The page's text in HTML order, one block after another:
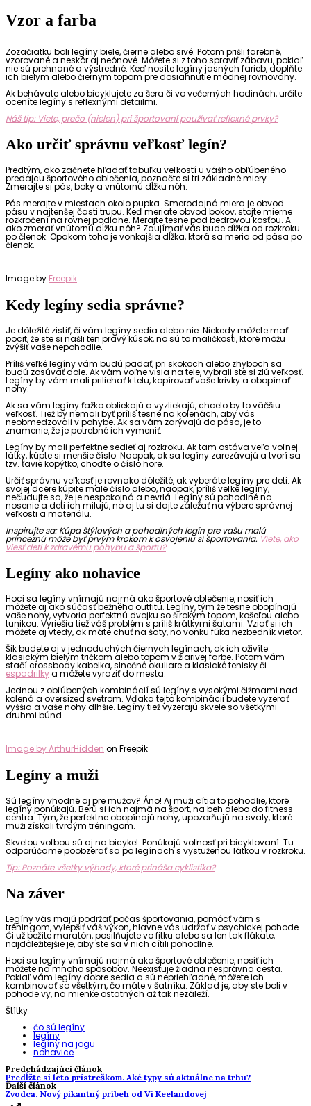
Vzor a farba
Zozačiatku boli legíny biele, čierne alebo sivé. Potom prišli farebné,
vzorované a neskôr aj neónové. Môžete si z toho spraviť zábavu, pokiaľ
nie sú prehnané a výstredné. Keď nosíte legíny jasných farieb, doplňte
ich bielym alebo čiernym topom pre dosiahnutie módnej rovnováhy.
Ak behávate alebo bicyklujete za šera či vo večerných hodinách, určite
oceníte legíny s reflexnými detailmi.
Náš tip: Viete, prečo (nielen) pri športovaní používať reflexné prvky?
Ako určiť správnu veľkosť legín?
Predtým, ako začnete hľadať tabuľku veľkostí u vášho obľúbeného
predajcu športového oblečenia, poznačte si tri základné miery.
Zmerajte si pás, boky a vnútornú dĺžku nôh.
Pás merajte v miestach okolo pupka. Smerodajná miera je obvod
pásu v najtenšej časti trupu. Keď meriate obvod bokov, stojte mierne
rozkročení na rovnej podlahe. Merajte tesne pod bedrovou kosťou. A
ako zmerať vnútornú dĺžku nôh? Zaujímať vás bude dĺžka od rozkroku
po členok. Opakom toho je vonkajšia dĺžka, ktorá sa meria od pása po
členok.
Image by Freepik
Kedy legíny sedia správne?
Je dôležité zistiť, či vám legíny sedia alebo nie. Niekedy môžete mať
pocit, že ste si našli ten pravý kúsok, no sú to maličkosti, ktoré môžu
zvýšiť vaše nepohodlie.
Príliš veľké legíny vám budú padať, pri skokoch alebo zhyboch sa
budú zosúvať dole. Ak vám voľne visia na tele, vybrali ste si zlú veľkosť.
Legíny by vám mali priliehať k telu, kopírovať vaše krivky a obopínať
nohy.
Ak sa vám legíny ťažko obliekajú a vyzliekajú, chcelo by to väčšiu
veľkosť. Tiež by nemali byť príliš tesné na kolenách, aby vás
neobmedzovali v pohybe. Ak sa vám zarývajú do pása, je to
znamenie, že je potrebné ich vymeniť.
Legíny by mali perfektne sedieť aj rozkroku. Ak tam ostáva veľa voľnej
látky, kúpte si menšie číslo. Naopak, ak sa legíny zarezávajú a tvorí sa
tzv. ťavie kopýtko, choďte o číslo hore.
Určiť správnu veľkosť je rovnako dôležité, ak vyberáte legíny pre deti. Ak
svojej dcére kúpite malé číslo alebo, naopak, príliš veľké legíny,
nečudujte sa, že je nespokojná a nevrlá. Legíny sú pohodlné na
nosenie a deti ich milujú, no aj tu si dajte záležať na výbere správnej
veľkosti a materiálu.
Inspirujte sa: Kúpa štýlových a pohodlných legín pre vašu malú
princeznú môže byť prvým krokom k osvojeniu si športovania. Viete, ako
viesť deti k zdravému pohybu a športu?
Legíny ako nohavice
Hoci sa legíny vnímajú najmä ako športové oblečenie, nosiť ich
môžete aj ako súčasť bežného outfitu. Legíny, tým že tesne obopínajú
vaše nohy, vytvoria perfektnú dvojku so širokým topom, košeľou alebo
tunikou. Vyriešia tiež váš problém s príliš krátkymi šatami. Vziať si ich
môžete aj vtedy, ak máte chuť na šaty, no vonku fúka nezbedník vietor.
Šik budete aj v jednoduchých čiernych legínach, ak ich oživíte
klasickým bielym tričkom alebo topom v žiarivej farbe. Potom vám
stačí crossbody kabelka, slnečné okuliare a klasické tenisky či
espadrilkya môžete vyraziť do mesta.
Jednou z obľúbených kombinácií sú legíny s vysokými čižmami nad
kolená a oversized svetrom. Vďaka tejto kombinácii budete vyzerať
vyššia a vaše nohy dlhšie. Legíny tiež vyzerajú skvele so všetkými
druhmi búnd.
Image by ArthurHidden on Freepik
Legíny a muži
Sú legíny vhodné aj pre mužov? Áno! Aj muži cítia to pohodlie, ktoré
legíny ponúkajú. Berú si ich najmä na šport, na beh alebo do fitness
centra. Tým, že perfektne obopínajú nohy, upozorňujú na svaly, ktoré
muži získali tvrdým tréningom.
Skvelou voľbou sú aj na bicykel. Ponúkajú voľnosť pri bicyklovaní. Tu
odporúčame poobzerať sa po legínach s vystuženou látkou v rozkroku.
Tip: Poznáte všetky výhody, ktoré prináša cyklistika?
Na záver
Legíny vás majú podržať počas športovania, pomôcť vám s
tréningom, vylepšiť váš výkon, hlavne vás udržať v psychickej pohode.
Či už bežíte maratón, posilňujete vo fitku alebo sa len tak flákate,
najdôležitejšie je, aby ste sa v nich cítili pohodlne.
Hoci sa legíny vnímajú najmä ako športové oblečenie, nosiť ich
môžete na mnoho spôsobov. Neexistuje žiadna nesprávna cesta.
Pokiaľ vám legíny dobre sedia a sú nepriehľadné, môžete ich
kombinovať so všetkým, čo máte v šatníku. Základ je, aby ste boli v
pohode vy, na mienke ostatných až tak nezáleží.
Štítky
čo sú legíny
legíny
legíny na jogu
nohavice
Predchádzajúci článok
Predĺžte si leto prístreškom. Aké typy sú aktuálne na trhu?
Ďalší článok
Zvodca. Nový pikantný príbeh od Vi Keelandovej